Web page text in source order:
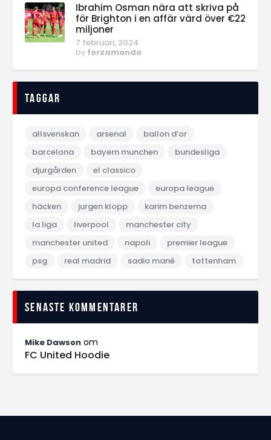
Ibrahim Osman nära att skriva på
för Brighton i en affär värd över €22
miljoner
7 februari, 2024
by forzamondo
Taggar
allsvenskan arsenal
ballon d‘or
barcelona
bayern munchen
bundesliga
djurgården
el classico
europa conference league
europa league
häcken
jurgen klopp
karim benzema
la liga
liverpool
manchester city
manchester united
napoli
premier league
psg
real madrid sadio mané tottenham
Senaste kommentarer
Mike Dawson om
FC United Hoodie